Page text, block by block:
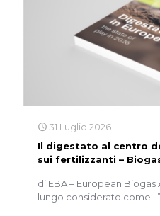
31 Luglio 2026
Il digestato al centro
sui fertilizzanti –
di EBA – European
lungo considerato come